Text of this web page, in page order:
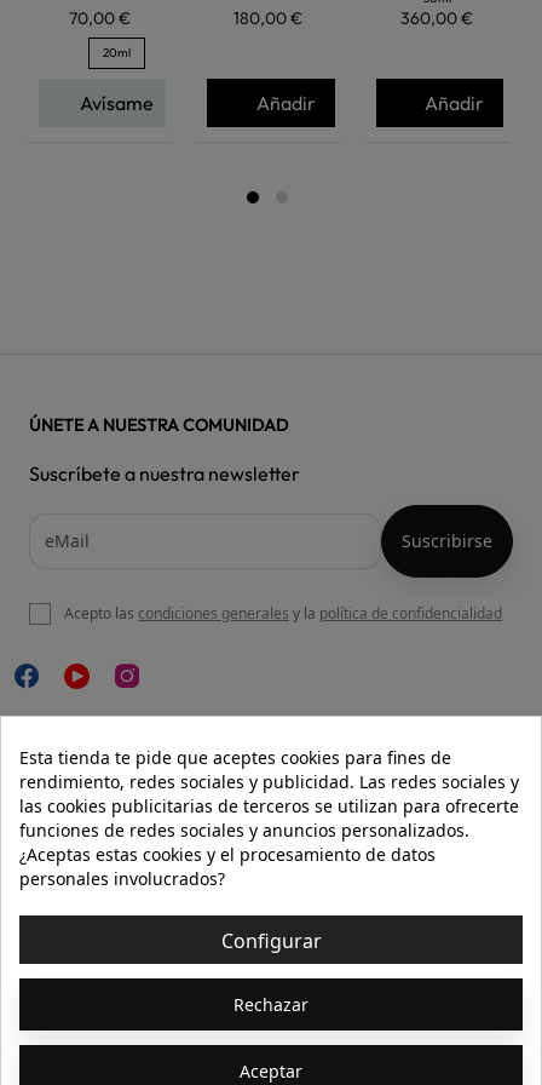
70,00 €
20ml
Avísame
180,00 €
Añadir
360,00 €
Añadir
NUESTRA WEB
AYUDA
INFORMACIÓN 
ÚNETE A NUESTRA COMUNIDAD
Suscríbete a nuestra newsletter
Acepto las condiciones generales y la política de confidencialidad
Esta tienda te pide que aceptes cookies para fines de
rendimiento, redes sociales y publicidad. Las redes sociales y
las cookies publicitarias de terceros se utilizan para ofrecerte
funciones de redes sociales y anuncios personalizados.
¿Aceptas estas cookies y el procesamiento de datos
personales involucrados?
Configurar
Rechazar
Aceptar